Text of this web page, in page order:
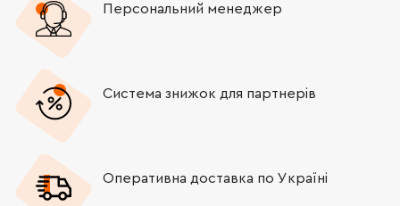
Персональний менеджер
Система знижок для партнерів
Оперативна доставка по Україні